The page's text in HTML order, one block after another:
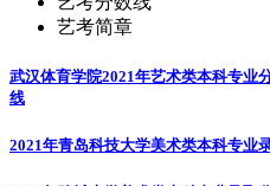
艺考简章
武汉体育学院2021年艺术类本科专业
线
2021年青岛科技大学美术类本科专业